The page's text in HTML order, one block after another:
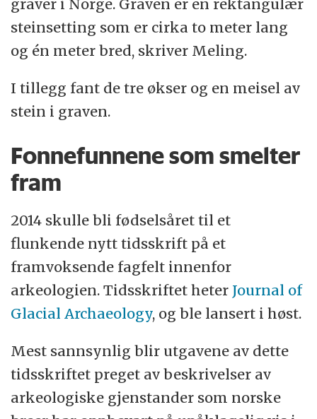
graver i Norge. Graven er en rektangulær
steinsetting som er cirka to meter lang
og én meter bred, skriver Meling.
I tillegg fant de tre økser og en meisel av
stein i graven.
Fonnefunnene som smelter
fram
2014 skulle bli fødselsåret til et
flunkende nytt tidsskrift på et
framvoksende fagfelt innenfor
arkeologien. Tidsskriftet heter Journal of
Glacial Archaeology, og ble lansert i høst.
Mest sannsynlig blir utgavene av dette
tidsskriftet preget av beskrivelser av
arkeologiske gjenstander som norske